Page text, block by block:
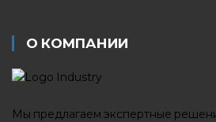
О КОМПАНИИ
Мы предлагаем экспертные